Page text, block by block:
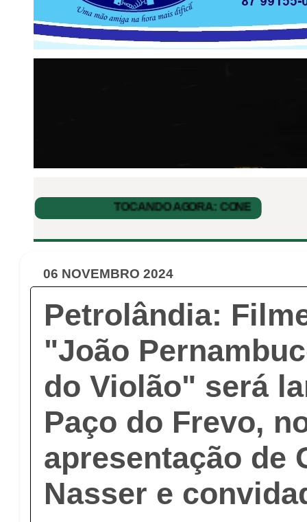
06 NOVEMBRO 2024
Petrolândia:
"João
do Violão" será
Paço do Frevo,
apresentação de
Nasser e